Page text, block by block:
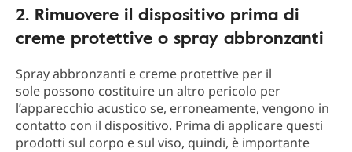
2. Rimuovere il dispositivo prima di
creme protettive o spray abbronzanti
Spray abbronzanti e creme protettive per il
sole possono costituire un altro pericolo per
l’apparecchio acustico se, erroneamente, vengono in
contatto con il dispositivo. Prima di applicare questi
prodotti sul corpo e sul viso, quindi, è importante